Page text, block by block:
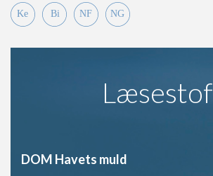
Læsestof
DOM Havets muld